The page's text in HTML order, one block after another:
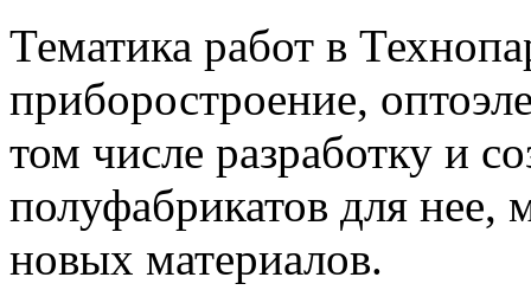
Тематика работ в
приборостроение,
том числе разработку и
полуфабрикатов для нее,
новых материалов.